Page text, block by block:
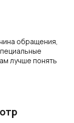
обращения,
лучше понять